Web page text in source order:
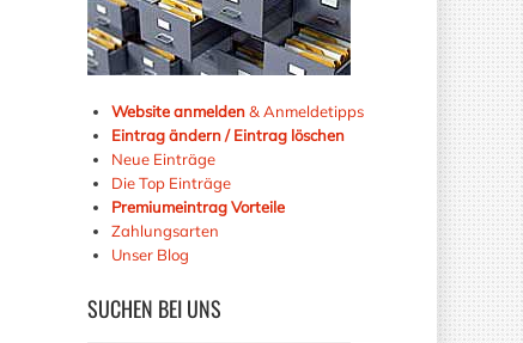
Website anmelden& Anmeldetipps
Eintrag ändern / Eintrag löschen
Neue Einträge
Die Top Einträge
Premiumeintrag Vorteile
Zahlungsarten
Unser Blog
SUCHEN BEI UNS